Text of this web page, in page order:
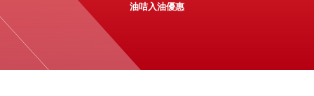
油咭入油優惠